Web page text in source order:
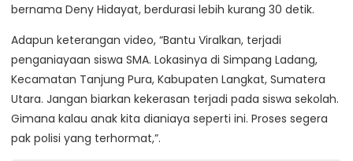
bernama Deny Hidayat, berdurasi lebih kurang 30 detik.
Adapun keterangan video, “Bantu Viralkan, terjadi
penganiayaan siswa SMA. Lokasinya di Simpang Ladang,
Kecamatan Tanjung Pura, Kabupaten Langkat, Sumatera
Utara. Jangan biarkan kekerasan terjadi pada siswa sekolah.
Gimana kalau anak kita dianiaya seperti ini. Proses segera
pak polisi yang terhormat,”.